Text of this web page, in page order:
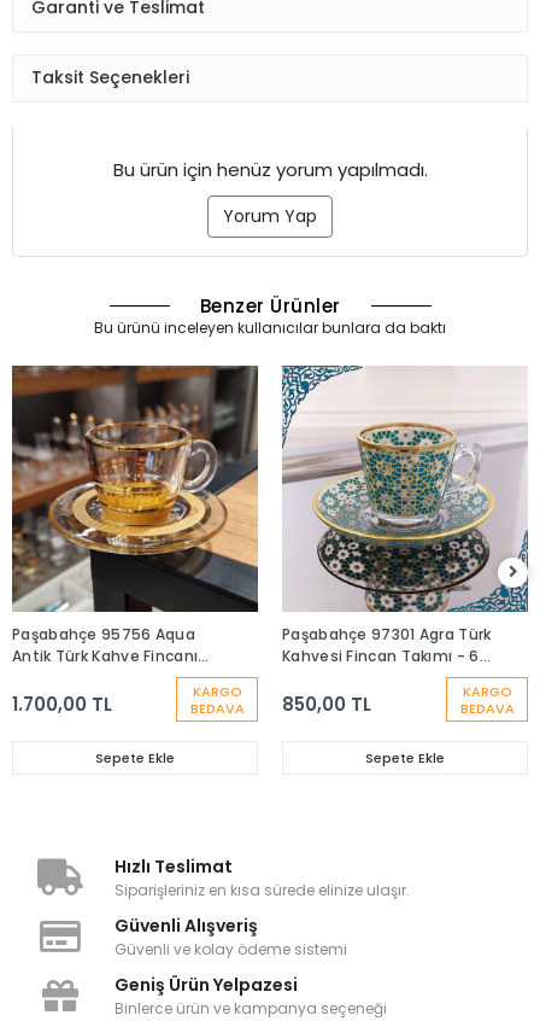
Garanti ve Teslimat
Taksit Seçenekleri
Bu ürün için henüz yorum yapılmadı.
Yorum Yap
Benzer Ürünler
Bu ürünü inceleyen kullanıcılar bunlara da baktı
KARGO
BEDAVA
Paşabahçe 95756 Aqua
Antik Türk Kahve Fincanı
1.700,00 TL
Sepete Ekle
KARGO
BEDAVA
Paşabahçe 97301 Agra Türk
Kahvesi Fincan Takımı - 6
850,00 TL
Sepete Ekle
Hızlı Teslimat
Siparişleriniz en kısa sürede elinize ulaşır.
Güvenli Alışveriş
Güvenli ve kolay ödeme sistemi
Geniş Ürün Yelpazesi
Binlerce ürün ve kampanya seçeneği